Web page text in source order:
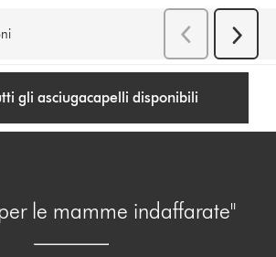
gli asciugacapelli disponibili
le mamme indaffarate"